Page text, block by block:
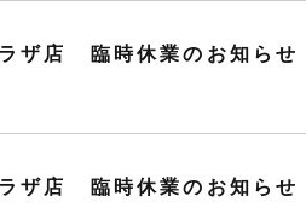
ザ店 臨時休業のお知らせ
ザ店 臨時休業のお知らせ